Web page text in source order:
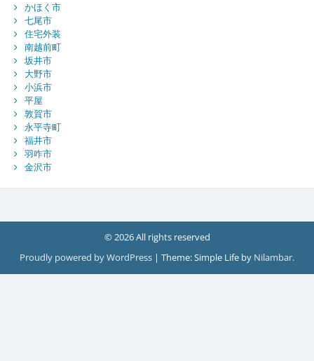
かほく市
七尾市
住宅外装
南越前町
坂井市
大野市
小浜市
平屋
敦賀市
永平寺町
福井市
羽咋市
金沢市
© 2026 All rights reserved
Proudly powered by WordPress | Theme: Simple Life by Nilambar.